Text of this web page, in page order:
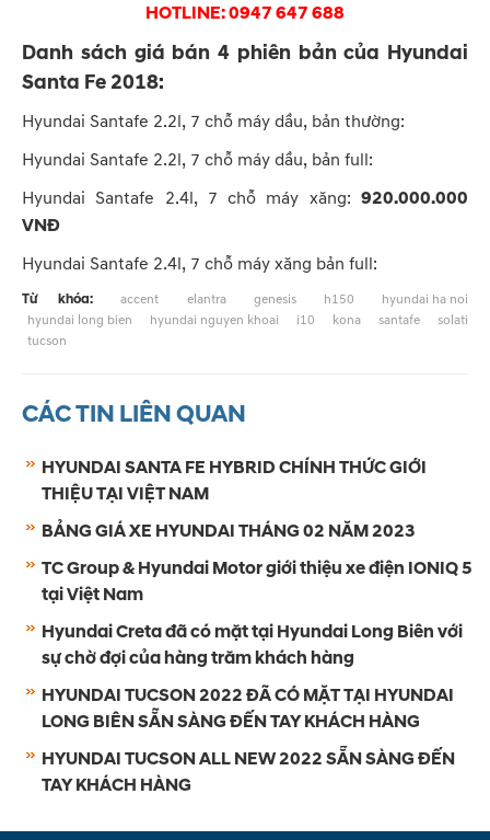
HOTLINE: 0947 647 688
Danh sách giá bán 4 phiên bản của Hyundai
Santa Fe 2018:
Hyundai Santafe 2.2l, 7 chỗ máy dầu, bản thường:
Hyundai Santafe 2.2l, 7 chỗ máy dầu, bản full:
Hyundai Santafe 2.4l, 7 chỗ máy xăng: 920.000.000
VNĐ
Hyundai Santafe 2.4l, 7 chỗ máy xăng bản full:
Từ khóa: accent elantra genesis h150
hyundai ha noi
hyundai long bien
hyundai nguyen khoai i10 kona santafe
solati
tucson
CÁC TIN LIÊN QUAN
HYUNDAI SANTA FE HYBRID CHÍNH THỨC GIỚI
THIỆU TẠI VIỆT NAM
BẢNG GIÁ XE HYUNDAI THÁNG 02 NĂM 2023
TC Group & Hyundai Motor giới thiệu xe điện IONIQ 5
tại Việt Nam
Hyundai Creta đã có mặt tại Hyundai Long Biên với
sự chờ đợi của hàng trăm khách hàng
HYUNDAI TUCSON 2022 ĐÃ CÓ MẶT TẠI HYUNDAI
LONG BIÊN SẴN SÀNG ĐẾN TAY KHÁCH HÀNG
HYUNDAI TUCSON ALL NEW 2022 SẴN SÀNG ĐẾN
TAY KHÁCH HÀNG